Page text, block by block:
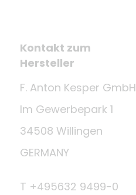
Kontakt zum
Hersteller
F. Anton Kesper GmbH
Im Gewerbepark 1
34508 Willingen
GERMANY
T +495632 9499-0